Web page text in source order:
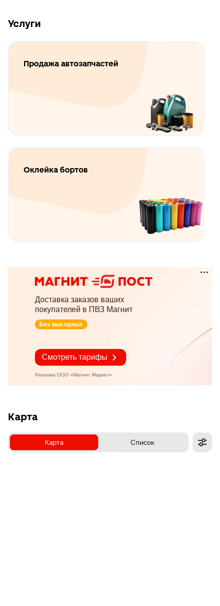
Услуги
Продажа автозапчастей
Оклейка бортов
Карта
Карта Список